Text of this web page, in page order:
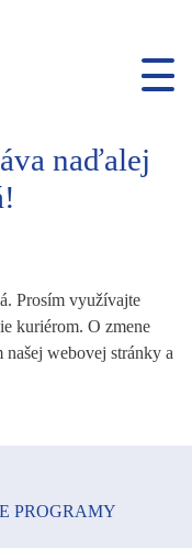
naďalej
Prosím využívajte
kuriérom. O zmene
webovej stránky a
PROGRAMY